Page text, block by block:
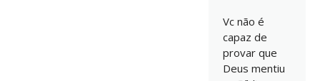
Vc não é
capaz de
provar que
Deus mentiu